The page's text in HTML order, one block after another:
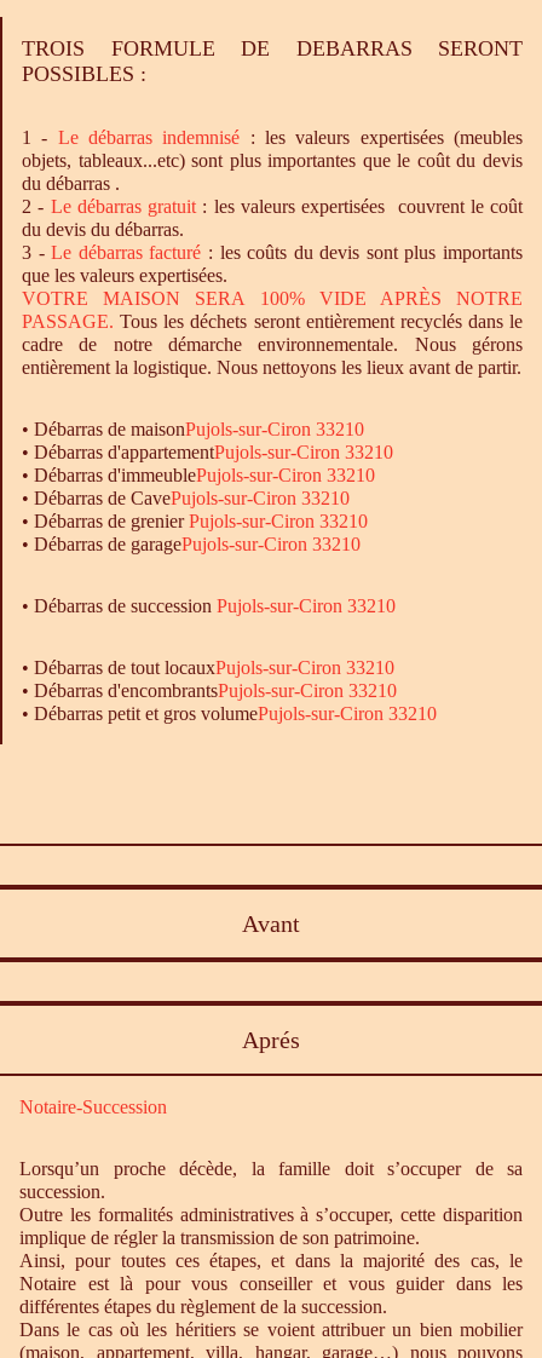
TROIS FORMULE DE DEBARRAS SERONT
POSSIBLES :
1 - Ledébarras indemnisé : les valeurs expertisées (meubles
objets, tableaux...etc) sont plus importantes que le coût du devis
du débarras .
2 - Le débarrasgratuit : les valeurs expertisées couvrent le coût
du devis du débarras.
3 -Le débarrasfacturé : les coûts du devis sont plus importants
que les valeurs expertisées.
VOTRE MAISON SERA 100% VIDE APRÈS NOTRE
PASSAGE. Tous les déchets seront entièrement recyclés dans le
cadre de notre démarche environnementale. Nous gérons
entièrement la logistique. Nous nettoyons les lieux avant de partir.
• Débarras de maisonPujols-sur-Ciron 33210
• Débarras d'appartementPujols-sur-Ciron 33210
• Débarras d'immeublePujols-sur-Ciron 33210
• Débarras de CavePujols-sur-Ciron 33210
• Débarras de grenierPujols-sur-Ciron 33210
• Débarras de garagePujols-sur-Ciron 33210
• Débarras de succession Pujols-sur-Ciron 33210
• Débarras de tout locauxPujols-sur-Ciron 33210
• Débarras d'encombrantsPujols-sur-Ciron 33210
• Débarras petit et gros volumePujols-sur-Ciron 33210
Avant
Aprés
Notaire-Succession
Lorsqu’un proche décède, la famille doit s’occuper de sa
succession.
Outre les formalités administratives à s’occuper, cette disparition
implique de régler la transmission de son patrimoine.
Ainsi, pour toutes ces étapes, et dans la majorité des cas, le
Notaire est là pour vous conseiller et vous guider dans les
différentes étapes du règlement de la succession.
Dans le cas où les héritiers se voient attribuer un bien mobilier
(maison, appartement, villa, hangar, garage…) nous pouvons